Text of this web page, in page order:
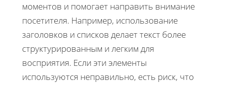
моментов и помогает направить внимание
посетителя. Например, использование
заголовков и списков делает текст более
структурированным и легким для
восприятия. Если эти элементы
используются неправильно, есть риск, что